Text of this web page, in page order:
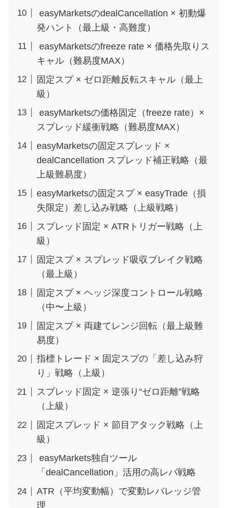
easyMarketsのdealCancellation × 初動爆
発ハント（最上級・高難度）
easyMarketsのfreeze rate × 価格先取りス
キャル（難易度MAX）
固定スプ × ゼロ距離反転スキャル（最上
級）
easyMarketsの価格固定（freeze rate）×
スプレッド緩衝戦略（難易度MAX）
easyMarketsの固定スプレッド ×
dealCancellation スプレッド補正戦略（最
上級難易度）
easyMarketsの固定スプ × easyTrade（損
失限定）差し込み戦略（上級戦略）
スプレッド固定 × ATRトリガー戦略（上
級）
固定スプ × スプレッド吸収ブレイク戦略
（最上級）
固定スプ × ヘッジ深度コントロール戦略
（中〜上級）
固定スプ × 両建てレンジ回転（最上級難
易度）
指標トレード × 固定スプの「差し込み狩
り」戦略（上級）
スプレッド固定 × 逆張り“ゼロ距離”戦略
（上級）
固定スプレッド × 節目アタック戦略（上
級）
easyMarkets独自ツール
「dealCancellation」活用の高レバ戦略
ATR（平均変動幅）で変動レバレッジ管
理